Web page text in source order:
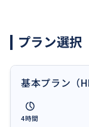
プラン選択
基本プラン（
4時間